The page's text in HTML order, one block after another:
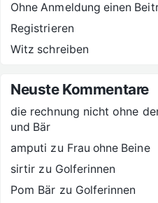
Ohne Anmeldung einen
Registrieren
Witz schreiben
Neuste Kommentare
die rechnung nicht ohne
und Bär
amputi zu Frau ohne Beine
sirtir zu Golferinnen
Pom Bär zu Golferinnen